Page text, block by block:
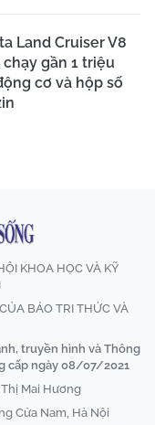
Land Cruiser V8
chạy gần 1 triệu
cơ và hộp số
KHOA HỌC VÀ KỸ
BÁO TRI THỨC VÀ
truyền hình và Thông
cấp ngày 08/07/2021
Mai Hương
Cửa Nam, Hà Nội